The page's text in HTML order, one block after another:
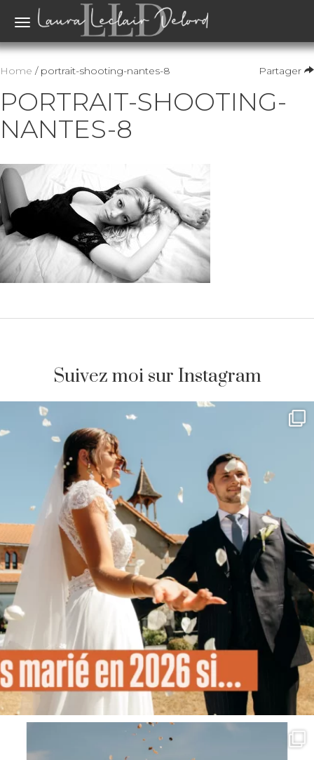
Toggle
Partager
Home / portrait-shooting-nantes-8
PORTRAIT-SHOOTING-
NANTES-8
Suivez moi sur Instagram